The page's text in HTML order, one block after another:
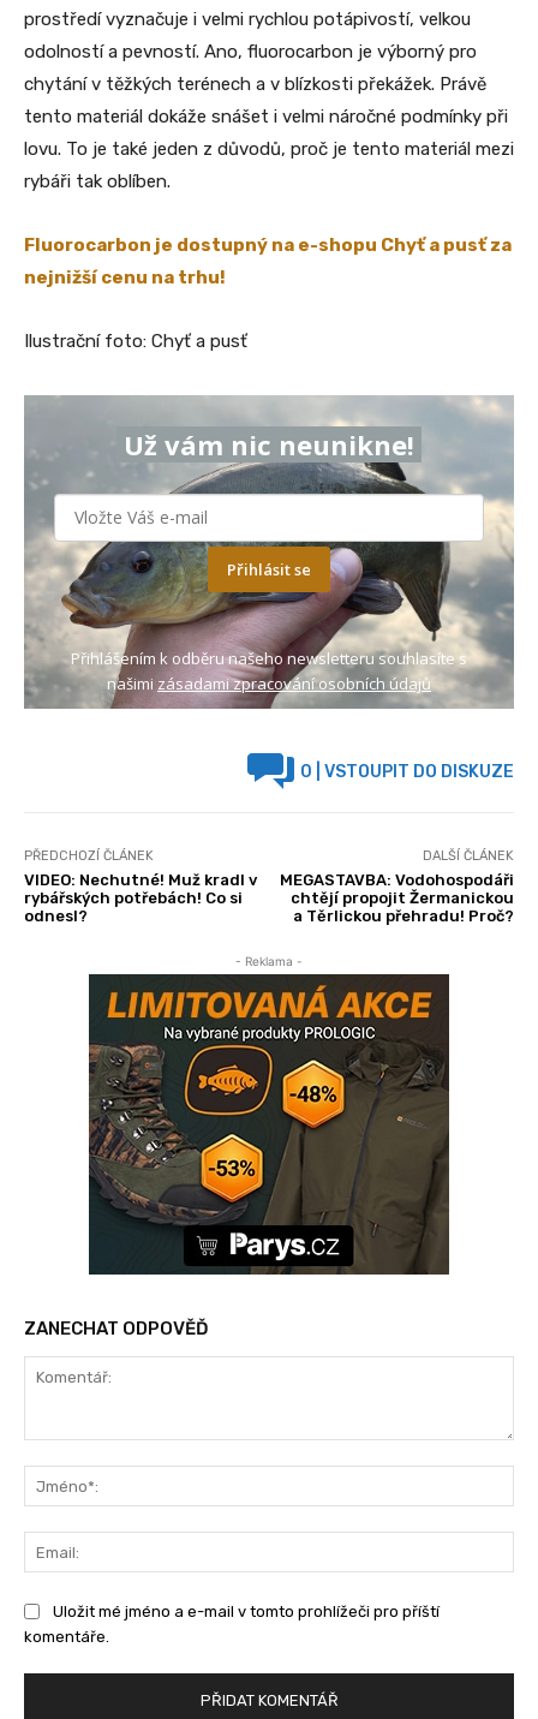
prostředí vyznačuje i velmi rychlou potápivostí, velkou
odolností a pevností. Ano, fluorocarbon je výborný pro
chytání v těžkých terénech a v blízkosti překážek. Právě
tento materiál dokáže snášet i velmi náročné podmínky při
lovu. To je také jeden z důvodů, proč je tento materiál mezi
rybáři tak oblíben.
Fluorocarbon je dostupný na e-shopu Chyť a pusť za
nejnižší cenu na trhu!
Ilustrační foto: Chyť a pusť
Už vám nic neunikne!
Přihlásit se
Přihlášením k odběru našeho newsletteru souhlasíte s
našimi zásadami zpracování osobních údajů
0 | VSTOUPIT DO DISKUZE
PŘEDCHOZÍ ČLÁNEK
VIDEO: Nechutné! Muž kradl v
rybářských potřebách! Co si
odnesl?
DALŠÍ ČLÁNEK
MEGASTAVBA: Vodohospodáři
chtějí propojit Žermanickou
a Těrlickou přehradu! Proč?
- Reklama -
ZANECHAT ODPOVĚĎ
Uložit mé jméno a e-mail v tomto prohlížeči pro příští
komentáře.